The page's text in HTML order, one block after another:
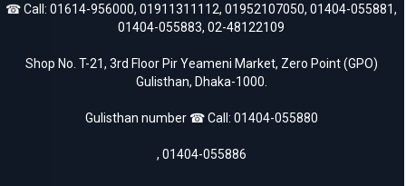
☎ Call: 01614-956000, 01911311112, 01952107050, 01404-055881,
01404-055883, 02-48122109
Shop No. T-21, 3rd Floor Pir Yeameni Market, Zero Point (GPO)
Gulisthan, Dhaka-1000.
Gulisthan number ☎ Call: 01404-055880
, 01404-055886